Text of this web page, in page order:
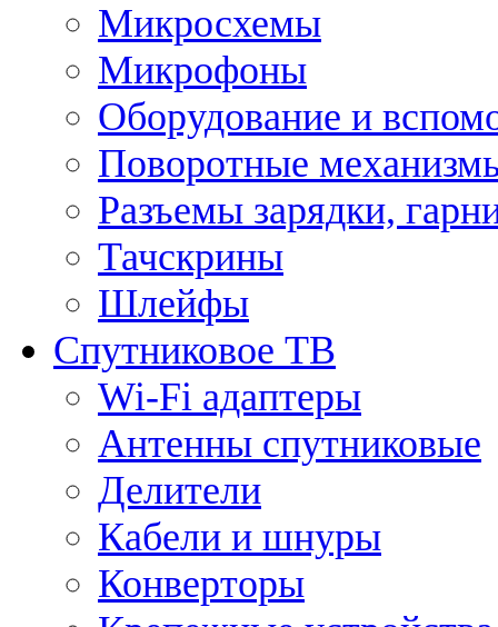
Микросхемы
Микрофоны
Оборудование и
Поворотные
Разъемы зарядки,
Тачскрины
Шлейфы
Спутниковое ТВ
Wi-Fi адаптеры
Антенны спутниковые
Делители
Кабели и шнуры
Конверторы